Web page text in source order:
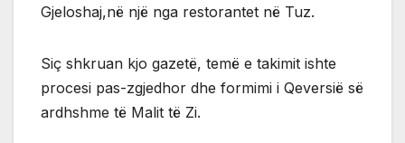
Gjeloshaj,në një nga restorantet në Tuz.
Siç shkruan kjo gazetë, temë e takimit ishte
procesi pas-zgjedhor dhe formimi i Qeversië së
ardhshme të Malit të Zi.